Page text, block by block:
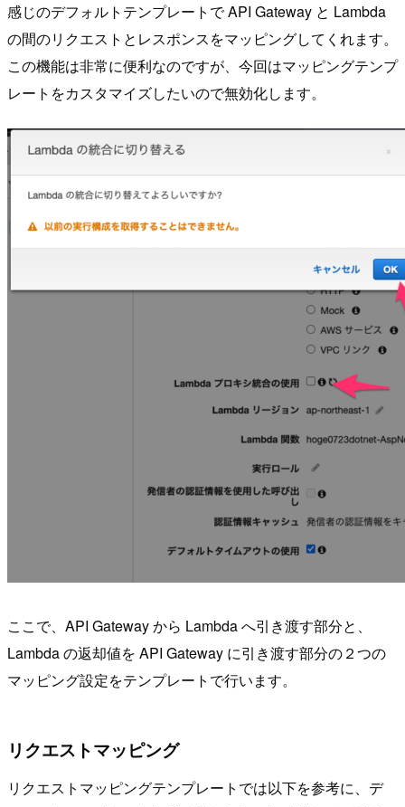
感じのデフォルトテンプレートで API Gateway と Lambda
の間のリクエストとレスポンスをマッピングしてくれます。
この機能は非常に便利なのですが、今回はマッピングテンプ
レートをカスタマイズしたいので無効化します。
ここで、API Gateway から Lambda へ引き渡す部分と、
Lambda の返却値を API Gateway に引き渡す部分の２つの
マッピング設定をテンプレートで行います。
リクエストマッピング
リクエストマッピングテンプレートでは以下を参考に、デ